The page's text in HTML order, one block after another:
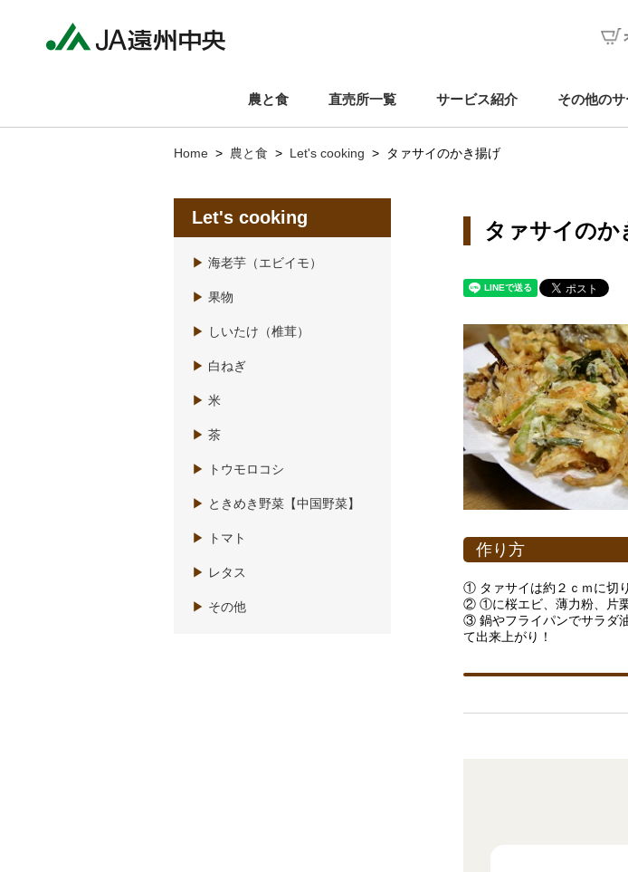
農と食 直売所一覧 サービス紹介 その他の
Home > 農と食 > Let's cooking > タァサイのかき揚げ
タァサイのか
作り方
① タァサイは約２ｃｍに切
② ①に桜エビ、薄力粉、片栗
③ 鍋やフライパンでサラダ
て出来上がり！
Let's cooking
▶ 海老芋（エビイモ）
▶ 果物
▶ しいたけ（椎茸）
▶ 白ねぎ
▶ 米
▶ 茶
▶ トウモロコシ
▶ ときめき野菜【中国野菜】
▶ トマト
▶ レタス
▶ その他